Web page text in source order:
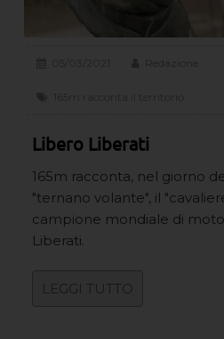
Libero Liberati
165m racconta, nel giorno
"ternano volante", il
campione mondiale di
Liberati.
LEGGI TUTTO